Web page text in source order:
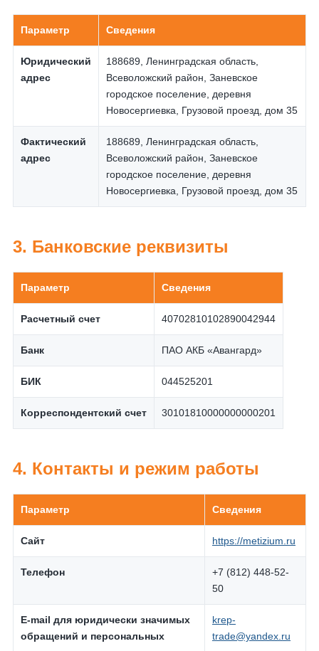
Параметр Сведения
Юридический
адрес
188689, Ленинградская область,
Всеволожский район, Заневское
городское поселение, деревня
Новосергиевка, Грузовой проезд, дом 35
Фактический
адрес
188689, Ленинградская область,
Всеволожский район, Заневское
городское поселение, деревня
Новосергиевка, Грузовой проезд, дом 35
3. Банковские реквизиты
Параметр Сведения
Расчетный счет 40702810102890042944
Банк ПАО АКБ «Авангард»
БИК 044525201
Корреспондентский счет 30101810000000000201
4. Контакты и режим работы
Параметр Сведения
Сайт https://metizium.ru
Телефон
+7 (812) 448-52-
50
E-mail для юридически значимых
обращений и персональных
krep-
trade@yandex.ru